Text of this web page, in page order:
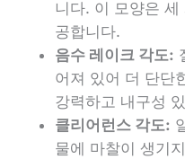
니다. 이 모양은
공합니다.
음수 레이크 각도:
어져 있어 더 단단
강력하고 내구성
클리어런스 각도:
물에 마찰이 생기